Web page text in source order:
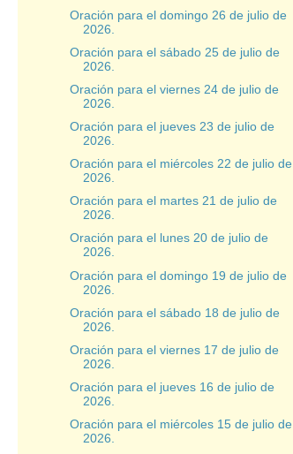
Oración para el domingo 26 de julio de
2026.
Oración para el sábado 25 de julio de
2026.
Oración para el viernes 24 de julio de
2026.
Oración para el jueves 23 de julio de
2026.
Oración para el miércoles 22 de julio de
2026.
Oración para el martes 21 de julio de
2026.
Oración para el lunes 20 de julio de
2026.
Oración para el domingo 19 de julio de
2026.
Oración para el sábado 18 de julio de
2026.
Oración para el viernes 17 de julio de
2026.
Oración para el jueves 16 de julio de
2026.
Oración para el miércoles 15 de julio de
2026.